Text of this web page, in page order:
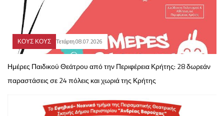
ΚΟΥΣ ΚΟΥΣ Τετάρτη 08.07.2026
Ημέρες Παιδικού Θεάτρου από την Περιφέρεια Κρήτης: 28 δωρεάν
παραστάσεις σε 24 πόλεις και χωριά της Κρήτης